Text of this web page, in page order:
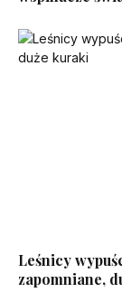
Leśnicy
zapomniane,